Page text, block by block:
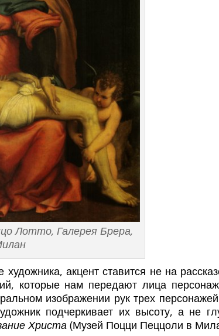
Лотто, Галерея Брера,
акцент ставится не на
которые нам передают лица
изображении рук трех
подчеркивает их высоту, а не
Христа (Музей Поцци Пеццоли в